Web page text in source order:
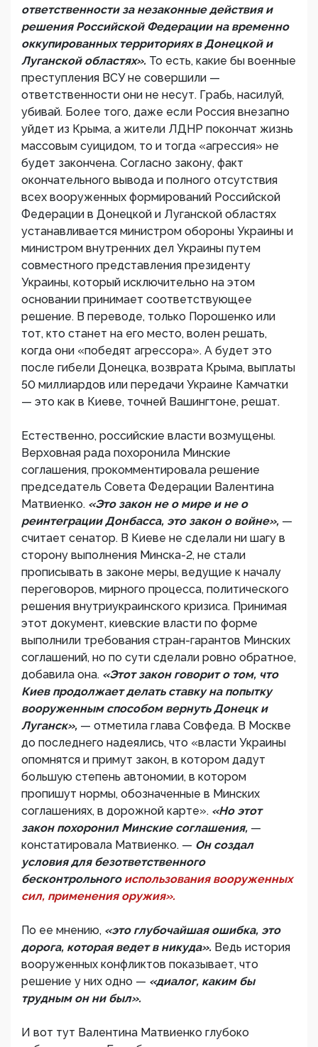
ответственности за незаконные действия и
решения Российской Федерации на временно
оккупированных территориях в Донецкой и
Луганской областях». То есть, какие бы военные
преступления ВСУ не совершили —
ответственности они не несут. Грабь, насилуй,
убивай. Более того, даже если Россия внезапно
уйдет из Крыма, а жители ЛДНР покончат жизнь
массовым суицидом, то и тогда «агрессия» не
будет закончена. Согласно закону, факт
окончательного вывода и полного отсутствия
всех вооруженных формирований Российской
Федерации в Донецкой и Луганской областях
устанавливается министром обороны Украины и
министром внутренних дел Украины путем
совместного представления президенту
Украины, который исключительно на этом
основании принимает соответствующее
решение. В переводе, только Порошенко или
тот, кто станет на его место, волен решать,
когда они «победят агрессора». А будет это
после гибели Донецка, возврата Крыма, выплаты
50 миллиардов или передачи Украине Камчатки
— это как в Киеве, точней Вашингтоне, решат.
Естественно, российские власти возмущены.
Верховная рада похоронила Минские
соглашения, прокомментировала решение
председатель Совета Федерации Валентина
Матвиенко. «Это закон не о мире и не о
реинтеграции Донбасса, это закон о войне», —
считает сенатор. В Киеве не сделали ни шагу в
сторону выполнения Минска-2, не стали
прописывать в законе меры, ведущие к началу
переговоров, мирного процесса, политического
решения внутриукраинского кризиса. Принимая
этот документ, киевские власти по форме
выполнили требования стран-гарантов Минских
соглашений, но по сути сделали ровно обратное,
добавила она. «Этот закон говорит о том, что
Киев продолжает делать ставку на попытку
вооруженным способом вернуть Донецк и
Луганск», — отметила глава Совфеда. В Москве
до последнего надеялись, что «власти Украины
опомнятся и примут закон, в котором дадут
большую степень автономии, в котором
пропишут нормы, обозначенные в Минских
соглашениях, в дорожной карте». «Но этот
закон похоронил Минские соглашения, —
констатировала Матвиенко. — Он создал
условия для безответственного
бесконтрольного использования вооруженных
сил, применения оружия».
По ее мнению, «это глубочайшая ошибка, это
дорога, которая ведет в никуда». Ведь история
вооруженных конфликтов показывает, что
решение у них одно — «диалог, каким бы
трудным он ни был».
И вот тут Валентина Матвиенко глубоко